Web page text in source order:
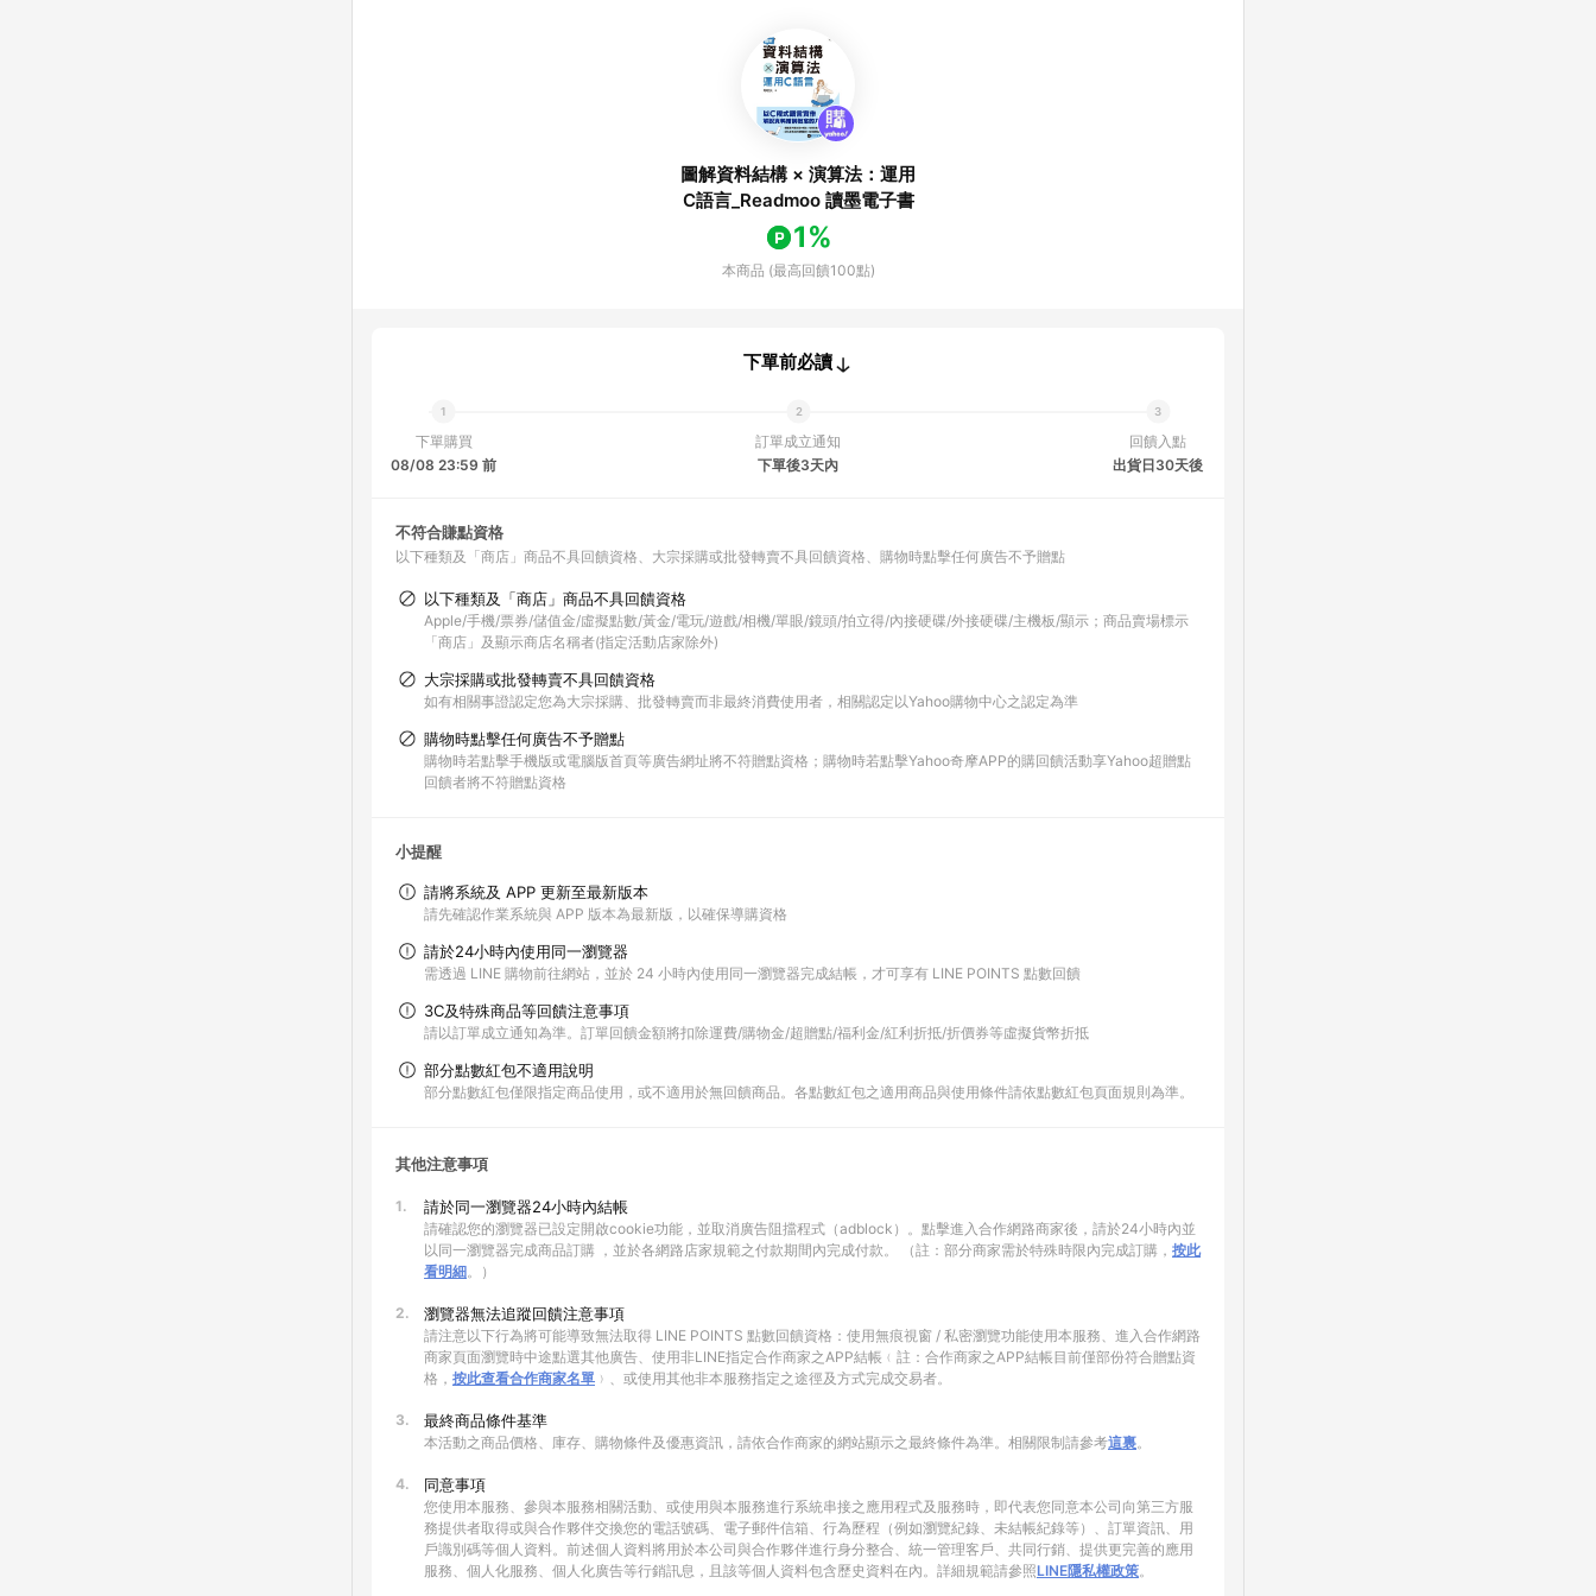
圖解資料結構 × 演算法：運用
C語言_Readmoo 讀墨電子書
1%
本商品 (最高回饋100點)
下單前必讀
下單購買
08/08 23:59 前
訂單成立通知
下單後3天內
回饋入點
出貨日30天後
不符合賺點資格
以下種類及「商店」商品不具回饋資格 大宗採購或批發轉賣不具回饋資格 購物時點擊任何廣告不予贈點
以下種類及「商店」商品不具回饋資格
Apple/手機/票券/儲值金/虛擬點數/黃金/電玩/遊戲/相機/單眼/鏡頭/拍立得/內接硬碟/外接硬碟/主機板/顯示；商品賣場標示
「商店」及顯示商店名稱者(指定活動店家除外)
大宗採購或批發轉賣不具回饋資格
如有相關事證認定您為大宗採購、批發轉賣而非最終消費使用者，相關認定以Yahoo購物中心之認定為準
購物時點擊任何廣告不予贈點
購物時若點擊手機版或電腦版首頁等廣告網址將不符贈點資格；購物時若點擊Yahoo奇摩APP的購回饋活動享Yahoo超贈點
回饋者將不符贈點資格
小提醒
請將系統及 APP 更新至最新版本
請先確認作業系統與 APP 版本為最新版，以確保導購資格
請於24小時內使用同一瀏覽器
需透過 LINE 購物前往網站，並於 24 小時內使用同一瀏覽器完成結帳，才可享有 LINE POINTS 點數回饋
3C及特殊商品等回饋注意事項
請以訂單成立通知為準。訂單回饋金額將扣除運費/購物金/超贈點/福利金/紅利折抵/折價券等虛擬貨幣折抵
部分點數紅包不適用說明
部分點數紅包僅限指定商品使用，或不適用於無回饋商品。各點數紅包之適用商品與使用條件請依點數紅包頁面規則為準。
其他注意事項
1. 請於同一瀏覽器24小時內結帳
請確認您的瀏覽器已設定開啟cookie功能，並取消廣告阻擋程式（adblock）。點擊進入合作網路商家後，請於24小時內並
以同一瀏覽器完成商品訂購 ，並於各網路店家規範之付款期間內完成付款。 （註：部分商家需於特殊時限內完成訂購， 按此
看明細。）
2. 瀏覽器無法追蹤回饋注意事項
請注意以下行為將可能導致無法取得 LINE POINTS 點數回饋資格：使用無痕視窗 / 私密瀏覽功能使用本服務、進入合作網路
商家頁面瀏覽時中途點選其他廣告、使用非LINE指定合作商家之APP結帳﹙註：合作商家之APP結帳目前僅部份符合贈點資
格， 按此查看合作商家名單 ﹚、或使用其他非本服務指定之途徑及方式完成交易者。
3. 最終商品條件基準
本活動之商品價格、庫存、購物條件及優惠資訊，請依合作商家的網站顯示之最終條件為準。相關限制請參考這裏。
4. 同意事項
您使用本服務、參與本服務相關活動、或使用與本服務進行系統串接之應用程式及服務時，即代表您同意本公司向第三方服
務提供者取得或與合作夥伴交換您的電話號碼、電子郵件信箱、行為歷程（例如瀏覽紀錄、未結帳紀錄等）、訂單資訊、用
戶識別碼等個人資料。前述個人資料將用於本公司與合作夥伴進行身分整合、統一管理客戶、共同行銷、提供更完善的應用
服務、個人化服務、個人化廣告等行銷訊息，且該等個人資料包含歷史資料在內。詳細規範請參照LINE隱私權政策。